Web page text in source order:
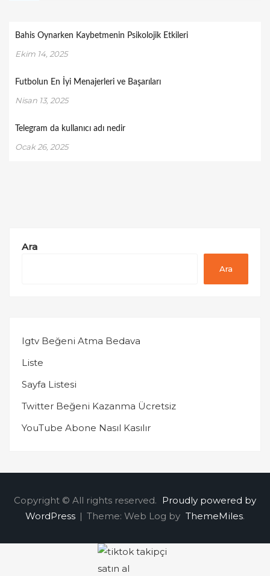
Bahis Oynarken Kaybetmenin Psikolojik Etkileri
Ekim 14, 2025
Futbolun En İyi Menajerleri ve Başarıları
Nisan 13, 2025
Telegram da kullanıcı adı nedir
Ocak 26, 2025
Ara
Ara
Igtv Beğeni Atma Bedava
Liste
Sayfa Listesi
Twitter Beğeni Kazanma Ücretsiz
YouTube Abone Nasıl Kasılır
Copyright © All rights reserved. Proudly powered by
WordPress | Theme: Web Log by ThemeMiles.